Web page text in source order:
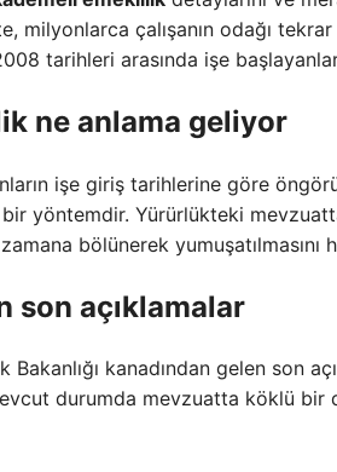
milyonlarca çalışanın odağı tekrar
tarihleri arasında işe
ne anlama geliyor
işe giriş tarihlerine göre
bir yöntemdir. Yürürlükteki
bölünerek yumuşatılmasını
son açıklamalar
Bakanlığı kanadından gelen son
durumda mevzuatta köklü